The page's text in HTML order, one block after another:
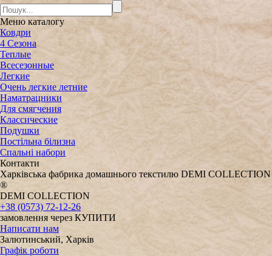
Меню каталогу
Ковдри
4 Сезона
Теплые
Всесезонные
Легкие
Очень легкие летние
Наматрацники
Для смягчения
Классические
Подушки
Постільна білизна
Спальні набори
Контакти
Харківська фабрика домашнього текстилю DEMI COLLECTION
®
DEMI COLLECTION
+38 (0573) 72-12-26
замовлення через КУПИТИ
Написати нам
Залютинський, Харків
Графік роботи